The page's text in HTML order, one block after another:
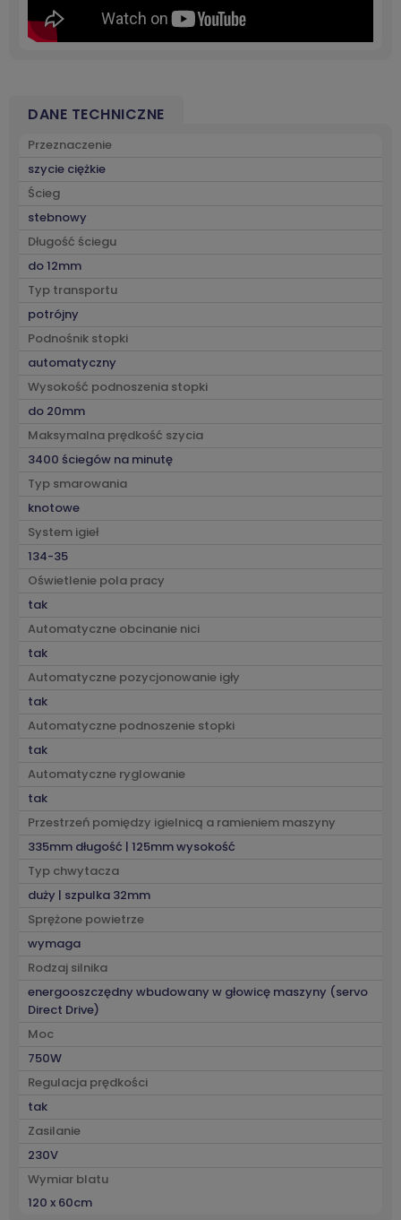
DANE TECHNICZNE
Przeznaczenie
szycie ciężkie
Ścieg
stebnowy
Długość ściegu
do 12mm
Typ transportu
potrójny
Podnośnik stopki
automatyczny
Wysokość podnoszenia stopki
do 20mm
Maksymalna prędkość szycia
3400 ściegów na minutę
Typ smarowania
knotowe
System igieł
134-35
Oświetlenie pola pracy
tak
Automatyczne obcinanie nici
tak
Automatyczne pozycjonowanie igły
tak
Automatyczne podnoszenie stopki
tak
Automatyczne ryglowanie
tak
Przestrzeń pomiędzy igielnicą a ramieniem maszyny
335mm długość | 125mm wysokość
Typ chwytacza
duży | szpulka 32mm
Sprężone powietrze
wymaga
Rodzaj silnika
energooszczędny wbudowany w głowicę maszyny (servo
Direct Drive)
Moc
750W
Regulacja prędkości
tak
Zasilanie
230V
Wymiar blatu
120 x 60cm